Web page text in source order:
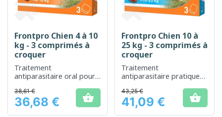
Frontpro Chien 4 à 10
kg - 3 comprimés à
croquer
Traitement
antiparasitaire oral pour
contre les puces et les
tiques
Prix
38,61 €
36,68 € 
Frontpro Chien 10 à
25 kg - 3 comprimés à
croquer
Traitement
antiparasitaire pratique
chien contre les puces et
les tiques
Prix
43,25 €
41,09 € 